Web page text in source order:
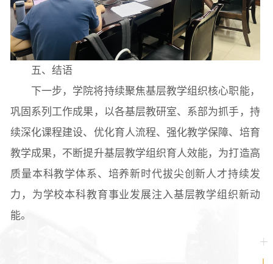
五、结语
下一步，学院将持续聚焦基层教学组织核心职能，
巩固系列工作成果，以各基层教研室、系部为抓手，持
续深化课程建设、优化育人流程、强化教学保障、培育
教学成果，不断提升基层教学组织育人效能，为打造高
质量本科教学体系、培养新时代拔尖创新人才持续发
力，为学校本科教育事业发展注入基层教学组织新动
能。